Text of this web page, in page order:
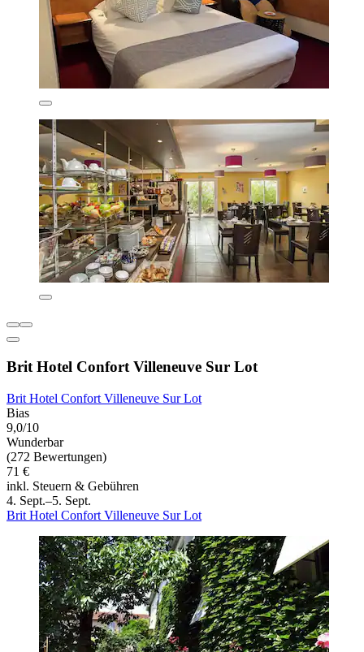
Brit Hotel Confort Villeneuve Sur Lot
Brit Hotel Confort Villeneuve Sur Lot
Bias
9,0/10
Wunderbar
(272 Bewertungen)
71 €
inkl. Steuern & Gebühren
4. Sept.–5. Sept.
Brit Hotel Confort Villeneuve Sur Lot